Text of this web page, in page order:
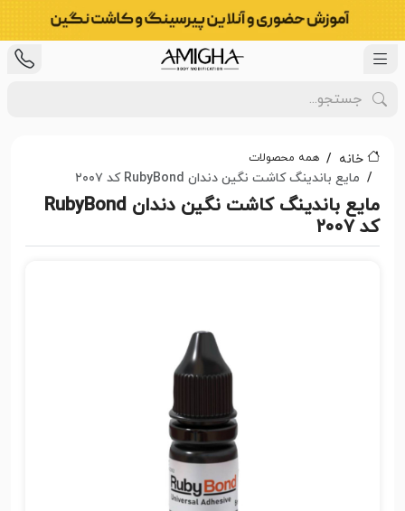
خانه همه محصولات
مایع باندینگ کاشت نگین دندان RubyBond کد ۲۰۰۷
مایع باندینگ کاشت نگین دندان RubyBond
کد ۲۰۰۷